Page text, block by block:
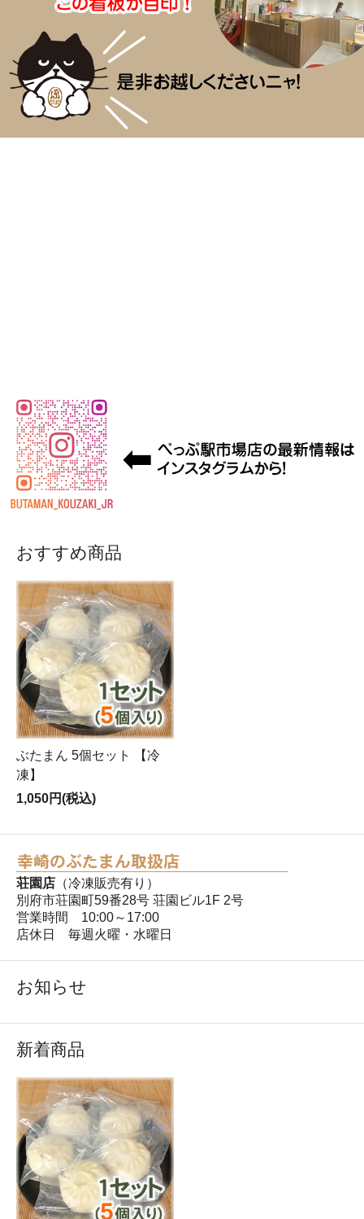
おすすめ商品
ぶたまん 5個セット 【冷
凍】
1,050円(税込)
荘園店 （冷凍販売有り）
別府市荘園町59番28号 荘園ビル1F 2号
営業時間 10:00～17:00
店休日 毎週火曜・水曜日
お知らせ
新着商品